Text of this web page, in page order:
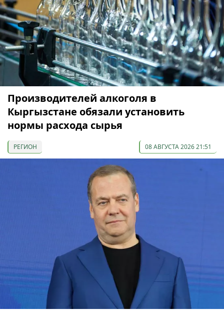
Производителей алкоголя в
Кыргызстане обязали установить
нормы расхода сырья
РЕГИОН 08 АВГУСТА 2026 21:51